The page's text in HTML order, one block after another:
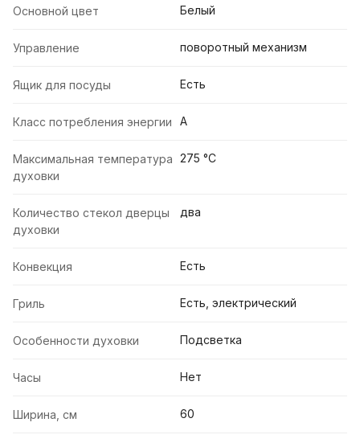
Основной цвет Белый
Управление поворотный механизм
Ящик для посуды Есть
Класс потребления энергии A
Максимальная температура
духовки
275 °С
Количество стекол дверцы
духовки
два
Конвекция Есть
Гриль Есть, электрический
Особенности духовки Подсветка
Часы Нет
Ширина, см 60